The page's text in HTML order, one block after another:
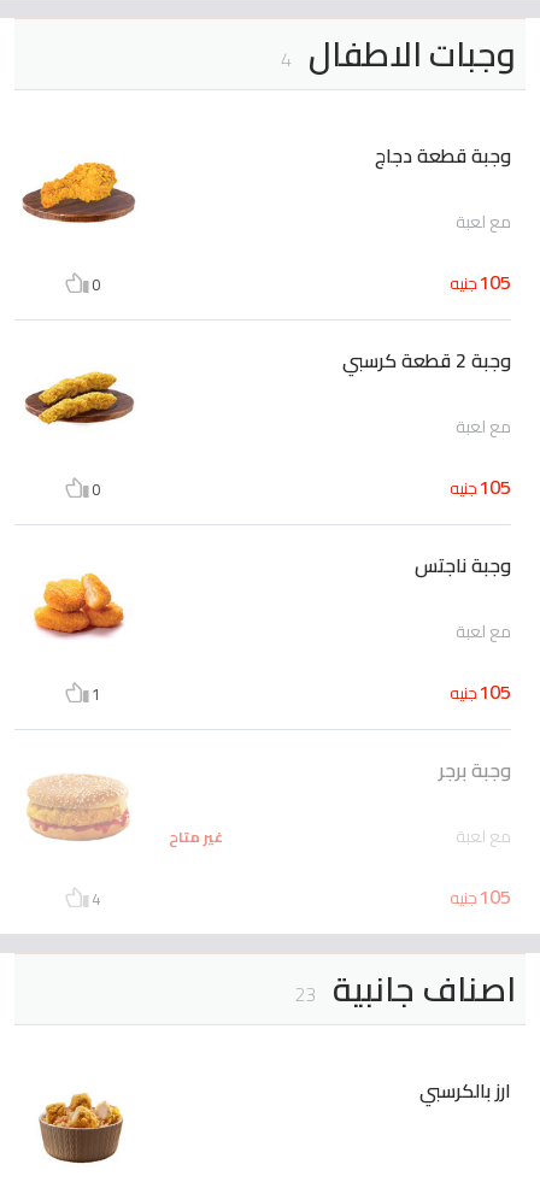
وجبات الاطفال 4
وجبة قطعة دجاج
مع لعبة
105جنيه 0
وجبة 2 قطعة كرسبي
مع لعبة
105جنيه 0
وجبة ناجتس
مع لعبة
105جنيه 1
وجبة برجر
مع لعبة غير متاح
105جنيه 4
اصناف جانبية 23
ارز بالكرسبي